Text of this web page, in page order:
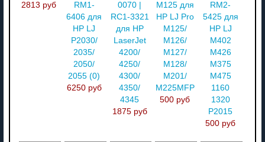
2813 руб
RM1-
6406 для
HP LJ
P2030/
2035/
2050/
2055 (0)
6250 руб
0070 |
RC1-3321
для HP
LaserJet
4200/
4250/
4300/
4350/
4345
1875 руб
M125 для
HP LJ Pro
M125/
M126/
M127/
M128/
M201/
M225MFP
500 руб
RM2-
5425 для
HP LJ
M402
M426
M375
M475
1160
1320
P2015
500 руб